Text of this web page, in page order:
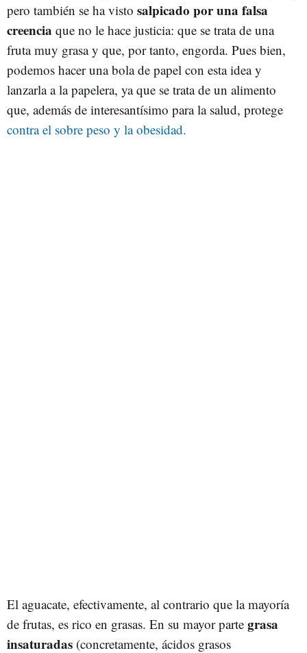
pero también se ha visto salpicado por una falsa
creencia que no le hace justicia: que se trata de una
fruta muy grasa y que, por tanto, engorda. Pues bien,
podemos hacer una bola de papel con esta idea y
lanzarla a la papelera, ya que se trata de un alimento
que, además de interesantísimo para la salud, protege
contra el sobre peso y la obesidad.
El aguacate, efectivamente, al contrario que la mayoría
de frutas, es rico en grasas. En su mayor parte grasa
insaturadas (concretamente, ácidos grasos